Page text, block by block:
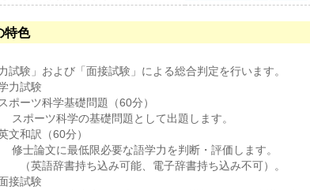
特色
力試験」および「面接試験」による総合判定を行います。
試験
ーツ科学基礎問題（60分）
ーツ科学の基礎問題として出題します。
和訳（60分）
論文に最低限必要な語学力を判断・評価します。
語辞書持ち込み可能、電子辞書持ち込み不可）。
試験